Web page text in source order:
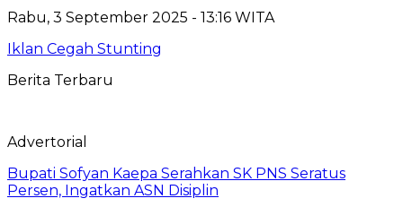
Rabu, 3 September 2025 - 13:16 WITA
Iklan Cegah Stunting
Berita Terbaru
Advertorial
Bupati Sofyan Kaepa Serahkan SK PNS Seratus
Persen, Ingatkan ASN Disiplin